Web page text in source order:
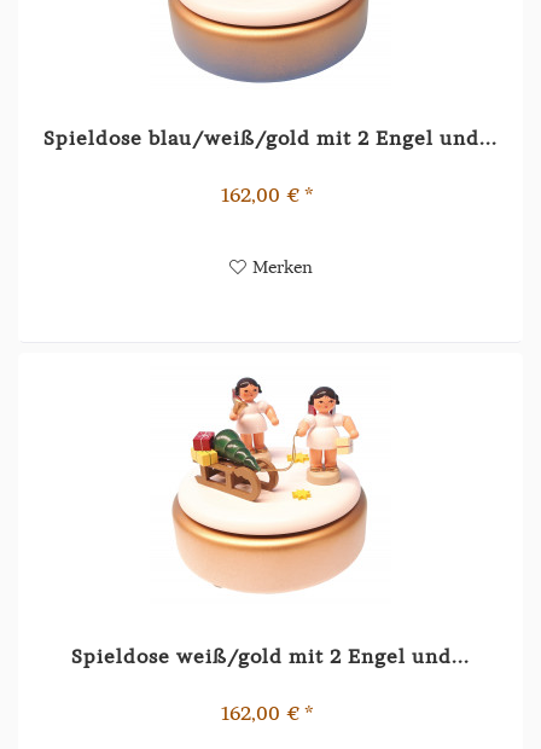
Spieldose blau/weiß/gold mit 2 Engel und...
162,00 € *
Merken
Spieldose weiß/gold mit 2 Engel und...
162,00 € *